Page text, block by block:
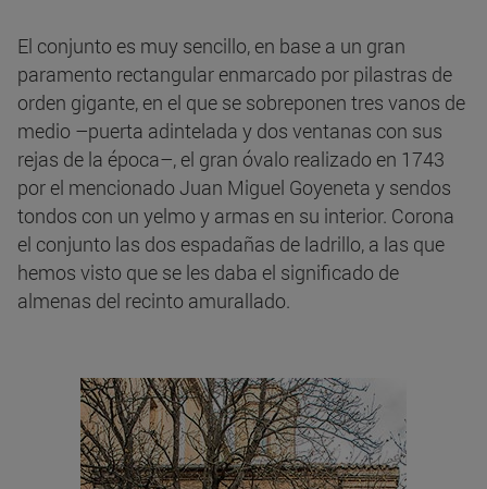
El conjunto es muy sencillo, en base a un gran
paramento rectangular enmarcado por pilastras de
orden gigante, en el que se sobreponen tres vanos de
medio –puerta adintelada y dos ventanas con sus
rejas de la época–, el gran óvalo realizado en 1743
por el mencionado Juan Miguel Goyeneta y sendos
tondos con un yelmo y armas en su interior. Corona
el conjunto las dos espadañas de ladrillo, a las que
hemos visto que se les daba el significado de
almenas del recinto amurallado.